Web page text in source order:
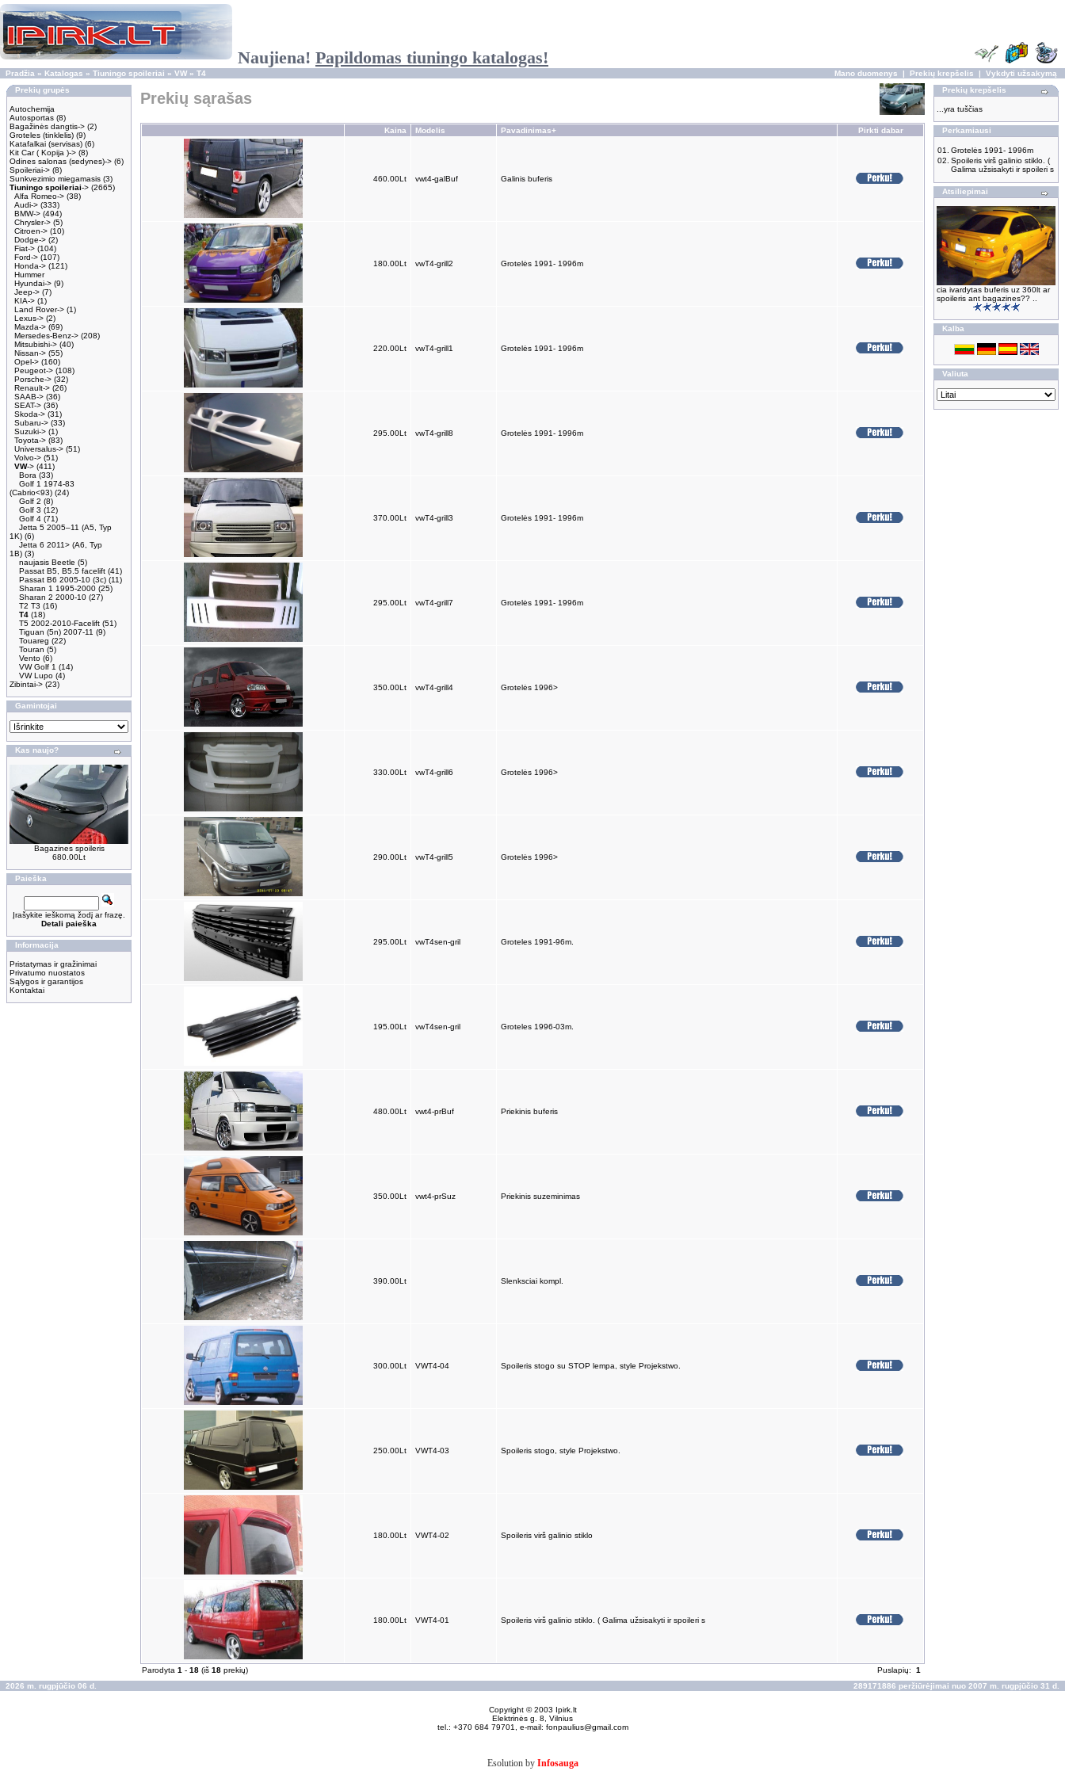
Naujiena! Papildomas tiuningo katalogas!
Pradžia » Katalogas » Tiuningo spoileriai » VW » T4 Mano duomenys | Prekių krepšelis | Vykdyti užsakymą
Prekių grupės
Autochemija
Autosportas (8)
Bagažinės dangtis-> (2)
Groteles (tinklelis) (9)
Katafalkai (servisas) (6)
Kit Car ( Kopija )-> (8)
Odines salonas (sedynes)-> (6)
Spoileriai-> (8)
Sunkvezimio miegamasis (3)
Tiuningo spoileriai-> (2665)
Alfa Romeo-> (38)
Audi-> (333)
BMW-> (494)
Chrysler-> (5)
Citroen-> (10)
Dodge-> (2)
Fiat-> (104)
Ford-> (107)
Honda-> (121)
Hummer
Hyundai-> (9)
Jeep-> (7)
KIA-> (1)
Land Rover-> (1)
Lexus-> (2)
Mazda-> (69)
Mersedes-Benz-> (208)
Mitsubishi-> (40)
Nissan-> (55)
Opel-> (160)
Peugeot-> (108)
Porsche-> (32)
Renault-> (26)
SAAB-> (36)
SEAT-> (36)
Skoda-> (31)
Subaru-> (33)
Suzuki-> (1)
Toyota-> (83)
Universalus-> (51)
Volvo-> (51)
VW-> (411)
Bora (33)
Golf 1 1974-83
(Cabrio<93) (24)
Golf 2 (8)
Golf 3 (12)
Golf 4 (71)
Jetta 5 2005–11 (A5, Typ
1K) (6)
Jetta 6 2011> (A6, Typ
1B) (3)
naujasis Beetle (5)
Passat B5, B5.5 facelift (41)
Passat B6 2005-10 (3c) (11)
Sharan 1 1995-2000 (25)
Sharan 2 2000-10 (27)
T2 T3 (16)
T4 (18)
T5 2002-2010-Facelift (51)
Tiguan (5n) 2007-11 (9)
Touareg (22)
Touran (5)
Vento (6)
VW Golf 1 (14)
VW Lupo (4)
Zibintai-> (23)
Gamintojai
Kas naujo?
Bagazines spoileris
680.00Lt
Paieška
Įrašykite ieškomą žodį ar frazę.
Detali paieška
Informacija
Pristatymas ir gražinimai
Privatumo nuostatos
Sąlygos ir garantijos
Kontaktai
Prekių sąrašas
Kaina Modelis Pavadinimas+ Pirkti dabar
460.00Lt vwt4-galBuf Galinis buferis
180.00Lt vwT4-grill2 Grotelės 1991- 1996m
220.00Lt vwT4-grill1 Grotelės 1991- 1996m
295.00Lt vwT4-grill8 Grotelės 1991- 1996m
370.00Lt vwT4-grill3 Grotelės 1991- 1996m
295.00Lt vwT4-grill7 Grotelės 1991- 1996m
350.00Lt vwT4-grill4 Grotelės 1996>
330.00Lt vwT4-grill6 Grotelės 1996>
290.00Lt vwT4-grill5 Grotelės 1996>
295.00Lt vwT4sen-gril Groteles 1991-96m.
195.00Lt vwT4sen-gril Groteles 1996-03m.
480.00Lt vwt4-prBuf Priekinis buferis
350.00Lt vwt4-prSuz Priekinis suzeminimas
390.00Lt Slenksciai kompl.
300.00Lt VWT4-04 Spoileris stogo su STOP lempa, style Projekstwo.
250.00Lt VWT4-03 Spoileris stogo, style Projekstwo.
180.00Lt VWT4-02 Spoileris virš galinio stiklo
180.00Lt VWT4-01 Spoileris virš galinio stiklo. ( Galima užsisakyti ir spoileri s
Parodyta 1 - 18 (iš 18 prekių) Puslapių: 1
Prekių krepšelis
...yra tuščias
Perkamiausi
01.
Grotelės 1991- 1996m
02. Spoileris virš galinio stiklo. (
Galima užsisakyti ir spoileri s
Atsiliepimai
cia ivardytas buferis uz 360lt ar
spoileris ant bagazines?? ..
Kalba
Valiuta
2026 m. rugpjūčio 06 d. 289171886 peržiūrėjimai nuo 2007 m. rugpjūčio 31 d.
Copyright © 2003 Ipirk.lt
Elektrinės g. 8, Vilnius
tel.: +370 684 79701, e-mail: fonpaulius@gmail.com
Esolution by Infosauga